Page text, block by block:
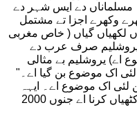
مسلماناں دے ایس شہر دے
وکھرے اجزا تے مشتمل
لکھیاں گیاں ( خاص مغربی
یروشلیم صرف عرب دے
اے) یروشلیم بے مثالی
اک موضوع بن گیا اے۔"
اک موضوع اے۔ ایہہ
صرف عرب دے سیاست دونواں نوں اکٹھیاں کرنا اے جنوں 2000